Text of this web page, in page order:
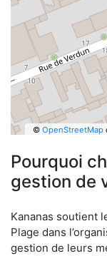
© OpenStreetMap
Pourquoi
gestion de
Kananas soutient
Plage dans
gestion de leurs